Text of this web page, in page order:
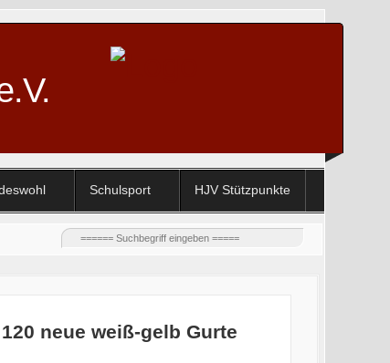
Schulsport HJV Stützpunkte
neue weiß-gelb Gurte